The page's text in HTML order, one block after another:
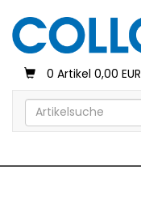
0 Artikel 0,00 EUR